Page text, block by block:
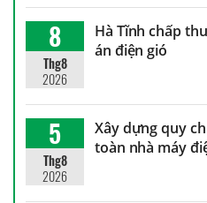
8
Thg8
2026
Hà Tĩnh chấp
án điện gió
5
Thg8
2026
Xây dựng quy
toàn nhà máy